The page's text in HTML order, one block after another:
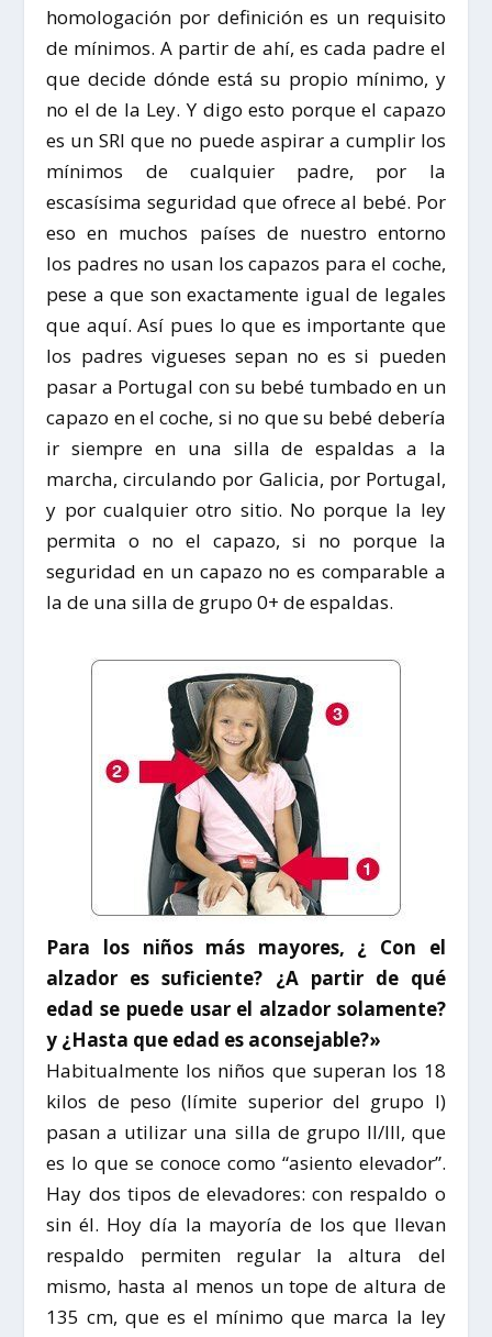
homologación por definición es un requisito
de mínimos. A partir de ahí, es cada padre el
que decide dónde está su propio mínimo, y
no el de la Ley. Y digo esto porque el capazo
es un SRI que no puede aspirar a cumplir los
mínimos de cualquier padre, por la
escasísima seguridad que ofrece al bebé. Por
eso en muchos países de nuestro entorno
los padres no usan los capazos para el coche,
pese a que son exactamente igual de legales
que aquí. Así pues lo que es importante que
los padres vigueses sepan no es si pueden
pasar a Portugal con su bebé tumbado en un
capazo en el coche, si no que su bebé debería
ir siempre en una silla de espaldas a la
marcha, circulando por Galicia, por Portugal,
y por cualquier otro sitio. No porque la ley
permita o no el capazo, si no porque la
seguridad en un capazo no es comparable a
la de una silla de grupo 0+ de espaldas.
Para los niños más mayores, ¿ Con el
alzador es suficiente? ¿A partir de qué
edad se puede usar el alzador solamente?
y ¿Hasta que edad es aconsejable?»
Habitualmente los niños que superan los 18
kilos de peso (límite superior del grupo I)
pasan a utilizar una silla de grupo II/III, que
es lo que se conoce como “asiento elevador”.
Hay dos tipos de elevadores: con respaldo o
sin él. Hoy día la mayoría de los que llevan
respaldo permiten regular la altura del
mismo, hasta al menos un tope de altura de
135 cm, que es el mínimo que marca la ley